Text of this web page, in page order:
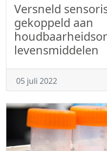
Versneld
gekoppeld aan
levensmiddelen
05 juli 2022